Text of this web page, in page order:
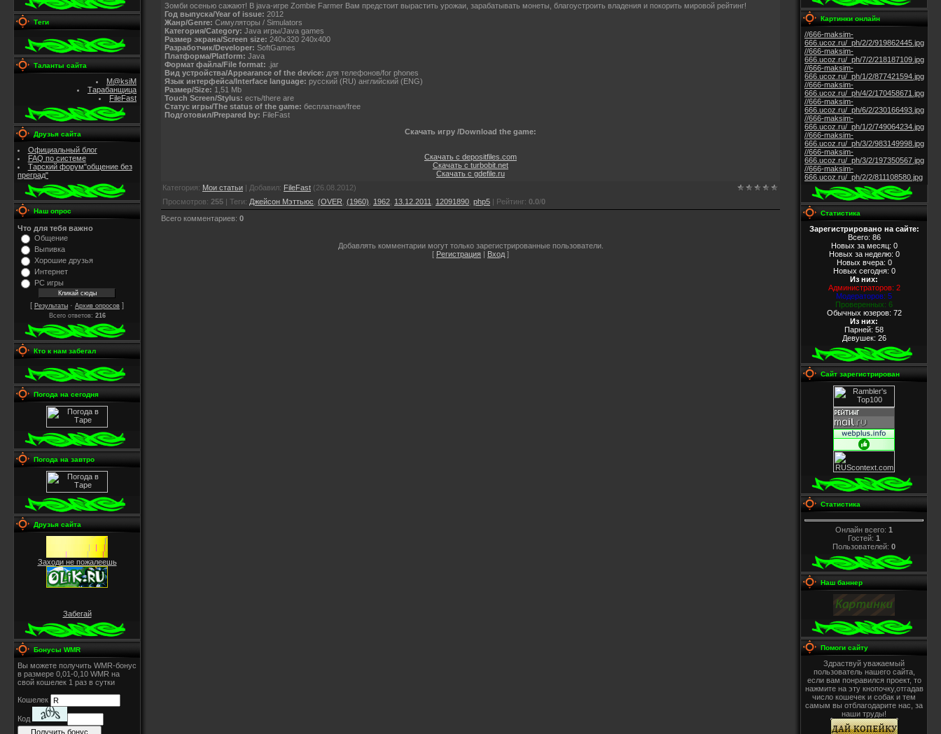
Теги
Таланты сайта
M@ksiM
Тарабанщица
FileFast
Друзья сайта
Официальный блог
FAQ по системе
Тарский форум"общение без
преград"
Наш опрос
Что для тебя важно
Общение
Выпивка
Хорошие друзья
Интернет
PC игры
[ Результаты · Архив опросов ]
Всего ответов: 216
Кто к нам забегал
Погода на сегодня
Погода на завтро
Друзья сайта
Заходи не пожалеешь
Забегай
Бонусы WMR
Вы можете получить WMR-бонус
в размере 0,01-0,10 WMR на
свой кошелек 1 раз в сутки
Кошелек
Код
Зомби осенью сажают! В java-игре Zombie Farmer Вам предстоит вырастить урожаи, зарабатывать монеты, благоустроить владения и покорить мировой рейтинг!
Год выпуска/Year of issue: 2012
Жанр/Genre: Симуляторы / Simulators
Категория/Category: Java игры/Java games
Размер экрана/Screen size: 240x320 240x400
Разработчик/Developer: SoftGames
Платформа/Platform: Java
Формат файла/File format: .jar
Вид устройства/Appearance of the device: для телефонов/for phones
Язык интерфейса/Interface language: русский (RU) английский (ENG)
Размер/Size: 1,51 Mb
Touch Screen/Stylus: есть/there are
Статус игры/The status of the game: бесплатная/free
Подготовил/Prepared by: FileFast
Скачать игру /Download the game:
Скачать с depositfiles.com
Скачать с turbobit.net
Скачать с gdefile.ru
Категория: Мои статьи | Добавил: FileFast (26.08.2012)
Просмотров: 255 | Теги: Джейсон Мэттьюс (OVER (1960) 1962 13.12.2011 12091890 php5 | Рейтинг: 0.0/0
Всего комментариев: 0
Добавлять комментарии могут только зарегистрированные пользователи.
[ Регистрация | Вход ]
Картинки онлайн
//666-maksim-
666.ucoz.ru/_ph/2/2/919862445.jpg
//666-maksim-
666.ucoz.ru/_ph/7/2/218187109.jpg
//666-maksim-
666.ucoz.ru/_ph/1/2/877421594.jpg
//666-maksim-
666.ucoz.ru/_ph/4/2/170458671.jpg
//666-maksim-
666.ucoz.ru/_ph/6/2/230166493.jpg
//666-maksim-
666.ucoz.ru/_ph/1/2/749064234.jpg
//666-maksim-
666.ucoz.ru/_ph/3/2/983149998.jpg
//666-maksim-
666.ucoz.ru/_ph/3/2/197350567.jpg
//666-maksim-
666.ucoz.ru/_ph/2/2/811108580.jpg
Статистика
Зарегистрировано на сайте:
Всего: 86
Новых за месяц: 0
Новых за неделю: 0
Новых вчера: 0
Новых сегодня: 0
Из них:
Администраторов: 2
Модераторов: 5
Проверенных: 6
Обычных юзеров: 72
Из них:
Парней: 58
Девушек: 26
Сайт зарегистрирован
Статистика
Онлайн всего: 1
Гостей: 1
Пользователей: 0
Наш баннер
Помоги сайту
Здраствуй уважаемый
пользователь нашего сайта,
если вам понравился проект, то
нажмите на эту кнопочку,отгадав
число кошечек и собак и тем
самым вы отблагодарите нас, за
наши труды!